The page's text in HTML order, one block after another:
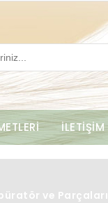
İLETİŞİM
ve Parçaları